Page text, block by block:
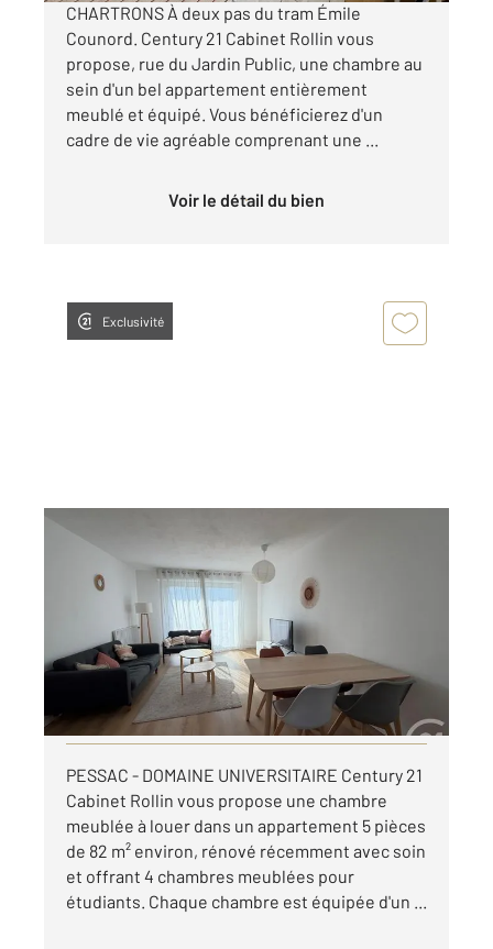
CHARTRONS À deux pas du tram Émile
Counord. Century 21 Cabinet Rollin vous
propose, rue du Jardin Public, une chambre au
sein d'un bel appartement entièrement
meublé et équipé. Vous bénéficierez d'un
cadre de vie agréable comprenant une ...
Voir le détail du bien
Exclusivité
PESSAC 33
, 1 pièce
Ref : 26743
Appartement Chambre à louer
565 €
par mois charges comprises
Visiter le site dédié
PESSAC - DOMAINE UNIVERSITAIRE Century 21
Cabinet Rollin vous propose une chambre
meublée à louer dans un appartement 5 pièces
de 82 m² environ, rénové récemment avec soin
et offrant 4 chambres meublées pour
étudiants. Chaque chambre est équipée d'un ...